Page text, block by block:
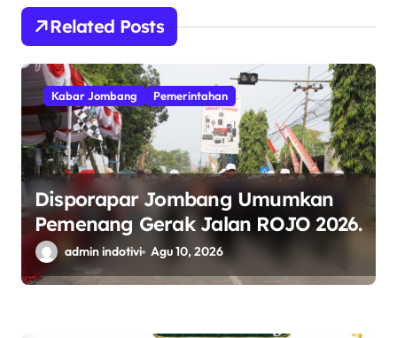
s
Related Posts
Kabar Jombang Pemerintahan
Disporapar Jombang Umumkan
Pemenang Gerak Jalan ROJO 2026.
admin indotivi Agu 10, 2026